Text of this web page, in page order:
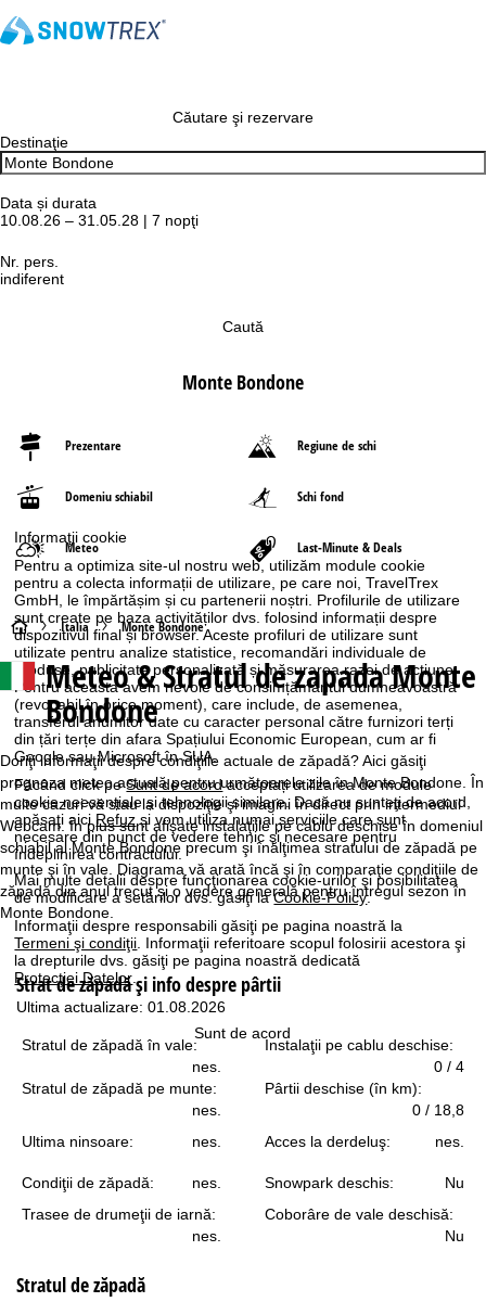
Informaţii cookie
Pentru a optimiza site-ul nostru web, utilizăm module cookie
pentru a colecta informații de utilizare, pe care noi, TravelTrex
GmbH, le împărtășim și cu partenerii noștri. Profilurile de utilizare
sunt create pe baza activităților dvs. folosind informații despre
dispozitivul final și browser. Aceste profiluri de utilizare sunt
utilizate pentru analize statistice, recomandări individuale de
produse, publicitate personalizată și măsurarea razei de acțiune.
Pentru aceasta avem nevoie de consimțământul dumneavoastră
(revocabil în orice moment), care include, de asemenea,
transferul anumitor date cu caracter personal către furnizori terți
din țări terțe din afara Spațiului Economic European, cum ar fi
Google sau Microsoft în SUA.
Făcând click peSunt de acordacceptați utilizarea de module
cookie neesențiale și tehnologii similare. Dacă nu sunteţi de acord,
apăsaţi aici Refuz și vom utiliza numai serviciile care sunt
necesare din punct de vedere tehnic și necesare pentru
îndeplinirea contractului.
Mai multe detalii despre funcţionarea cookie-urilor şi posibilitatea
de modificare a setărilor dvs. găsiţi laCookie-Policy.
Informaţii despre responsabili găsiţi pe pagina noastră la
Termeni şi condiţii. Informaţii referitoare scopul folosirii acestora şi
la drepturile dvs. găsiţi pe pagina noastră dedicată
Protecţiei Datelor.
Sunt de acord
Căutare şi rezervare
Destinaţie
Data și durata
10.08.26 – 31.05.28 | 7 nopţi
Nr. pers.
indiferent
Caută
Monte Bondone
Prezentare Regiune de schi
Domeniu schiabil Schi fond
Meteo Last-Minute & Deals
A
c
a
s
ă
Italia Monte Bondone
Meteo & Stratul de zapada Monte
Bondone
Doriţi informaţii despre condiţiile actuale de zăpadă? Aici găsiţi
prognoza meteo actuală pentru următoarele zile în Monte Bondone. În
multe cazuri vă stau la dispoziţie şi imagini în direct prin intermediul
Webcam. În plus sunt afişate instalaţiile pe cablu deschise în domeniul
schiabil al Monte Bondone precum şi înălţimea stratului de zăpadă pe
munte şi în vale. Diagrama vă arată încă şi în comparaţie condiţiile de
zăpadă din anul trecut şi o vedere generală pentru întregul sezon în
Monte Bondone.
Strat de zăpadă şi info despre pârtii
Ultima actualizare: 01.08.2026
Stratul de zăpadă în vale:
nes.
Instalaţii pe cablu deschise:
0 / 4
Stratul de zăpadă pe munte:
nes.
Pârtii deschise (în km):
0 / 18,8
Ultima ninsoare:
nes. Acces la derdeluş: nes.
Condiţii de zăpadă: nes. Snowpark deschis:
Nu
Trasee de drumeţii de iarnă:
nes.
Coborâre de vale deschisă:
Nu
Stratul de zăpadă